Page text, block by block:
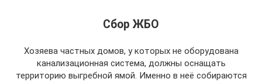
Сбор ЖБО
Хозяева частных домов, у которых не оборудована
канализационная система, должны оснащать
территорию выгребной ямой. Именно в неё собираются